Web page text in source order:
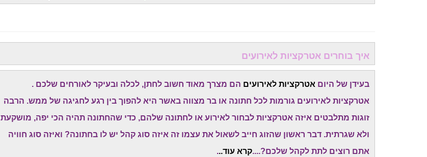
איך בוחרים אטרקציות לאירועים
בעידן של היום אטרקציות לאירועים הם מצרך מאוד חשוב לחתן, לכלה ובעיקר לאורחים שלכם .
אטרקציות לאירועים גורמות לכל חתונה או בר מצווה באשר היא להפוך בין רגע לחגיגה של ממש. הרבה
זוגות מתלבטים איזה אטרקציות לבחור לאירוע או לחתונה שלהם, כדי שהחתונה תהיה הכי יפה, מושקעת
ולא שגרתית. דבר ראשון שהזוג חייב לשאול את עצמו זה איזה סוג קהל יש לו בחתונה? ואיזה סוג חוויה
אתם רוצים לתת לקהל שלכם?....קרא עוד...